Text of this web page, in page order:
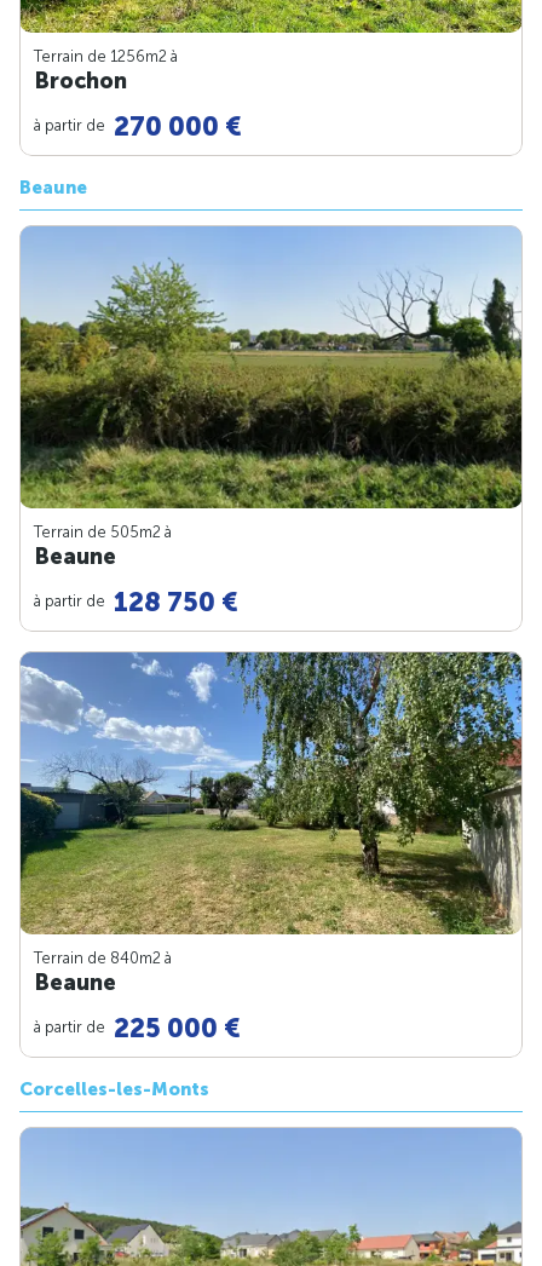
Terrain de 1256m2 à
Brochon
à partir de 270 000 €
Beaune
Terrain de 505m2 à
Beaune
à partir de 128 750 €
Terrain de 840m2 à
Beaune
à partir de 225 000 €
Corcelles-les-Monts